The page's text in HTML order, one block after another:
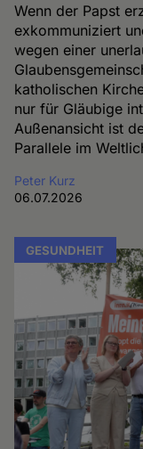
Wenn der Papst
exkommuniziert
wegen einer
katholischen
nur für Gläubige
Außenansicht ist
Parallele im
Peter Kurz
06.07.2026
GESUNDHEIT